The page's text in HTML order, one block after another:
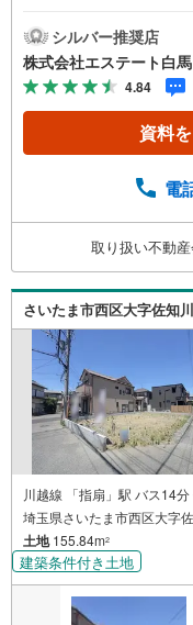
に。2.設備保証
半年の設備修理
宅「白馬の家」
の家」のご提案
作るのもお任
学に建築士が
買取保証一定
ンペーン対象
ayボーナスを
シルバー推奨店
株式会社エステート白
4.84
資料
電
取り扱い不動
さいたま市西区大字佐知川
川越線 「指扇」駅 バス14
埼玉県さいたま市西区大字
土地155.84m2
建築条件付き土地